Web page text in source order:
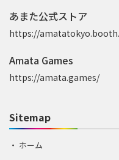
あまた公式ストア
https://
Amata Games
https://amata.games/
Sitemap
ホーム